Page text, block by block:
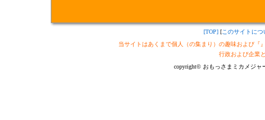
[TOP] [このサイトにつ
当サイトはあくまで個人（の集まり）の趣味および『
行政および企業
copyright© おもっさまミカメジャ